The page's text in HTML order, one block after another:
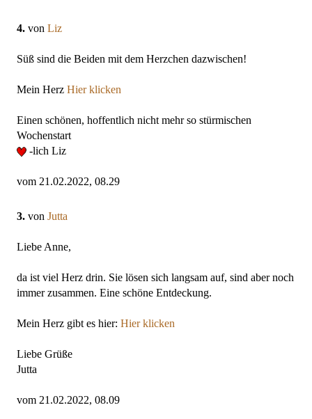
4. von Liz
Süß sind die Beiden mit dem Herzchen dazwischen!
Mein Herz Hier klicken
Einen schönen, hoffentlich nicht mehr so stürmischen
Wochenstart
-lich Liz
vom 21.02.2022, 08.29
3. von Jutta
Liebe Anne,
da ist viel Herz drin. Sie lösen sich langsam auf, sind aber noch
immer zusammen. Eine schöne Entdeckung.
Mein Herz gibt es hier: Hier klicken
Liebe Grüße
Jutta
vom 21.02.2022, 08.09